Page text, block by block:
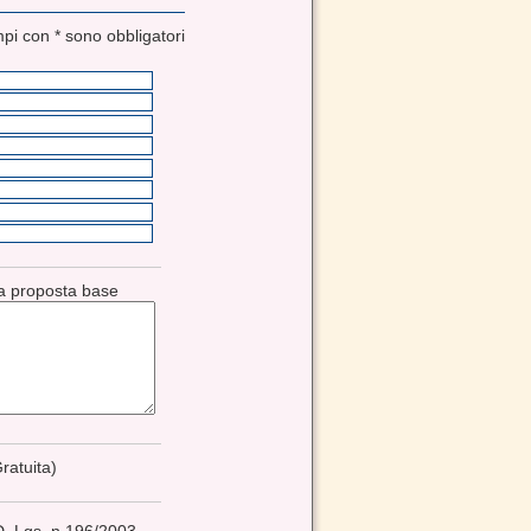
con * sono obbligatori
proposta base